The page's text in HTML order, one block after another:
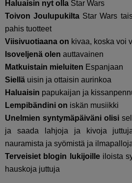
Haluaisin nyt olla Star Wars
Toivon Joulupukilta Star Wars
pahis tuotteet
Viisivuotiaana on kivaa, koska voi
Isoveljenä olen auttavainen
Matkuistain mieluiten Espanjaan
Siellä uisin ja ottaisin aurinkoa
Haluaisin papukaijan ja
Lempibändini on iskän musiikki
Unelmien syntymäpäiväni olisi
ja saada lahjoja ja kivoja
nauramista ja syömistä ja
Terveisiet blogin lukijoilleiloista
hauskoja juttuja